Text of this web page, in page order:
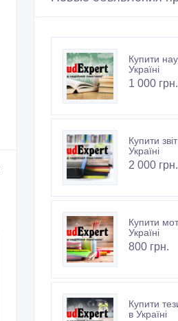
Купити
Україні
1 000 грн.
Купити
Україні
2 000 грн.
Купити
Україні
800 грн.
Купити
в Україні